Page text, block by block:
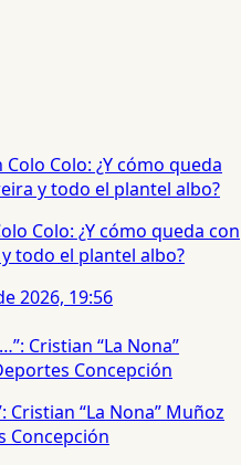
Colo: ¿Y cómo queda con
todo el plantel albo?
2026, 19:56
“La Nona” Muñoz
Concepción